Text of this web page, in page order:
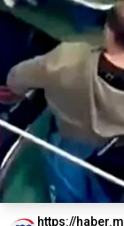
https://